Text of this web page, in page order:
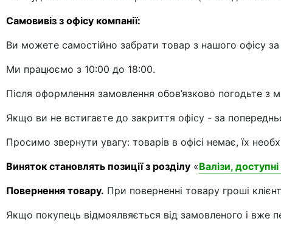
Самовивіз з офісу компанії:
Ви можете самостійно забрати товар з нашого офісу
Ми працюємо з 10:00 до 18:00.
Після оформлення замовлення обов’язково погодьте
Якщо ви не встигаєте до закриття офісу - за
Просимо звернути увагу: товарів в офісі немає, їх
Виняток становлять позиції з розділу «Валізи,
Повернення товару. При поверненні товару гроші
Якщо покупець відмоялвяється від замовленого і вже